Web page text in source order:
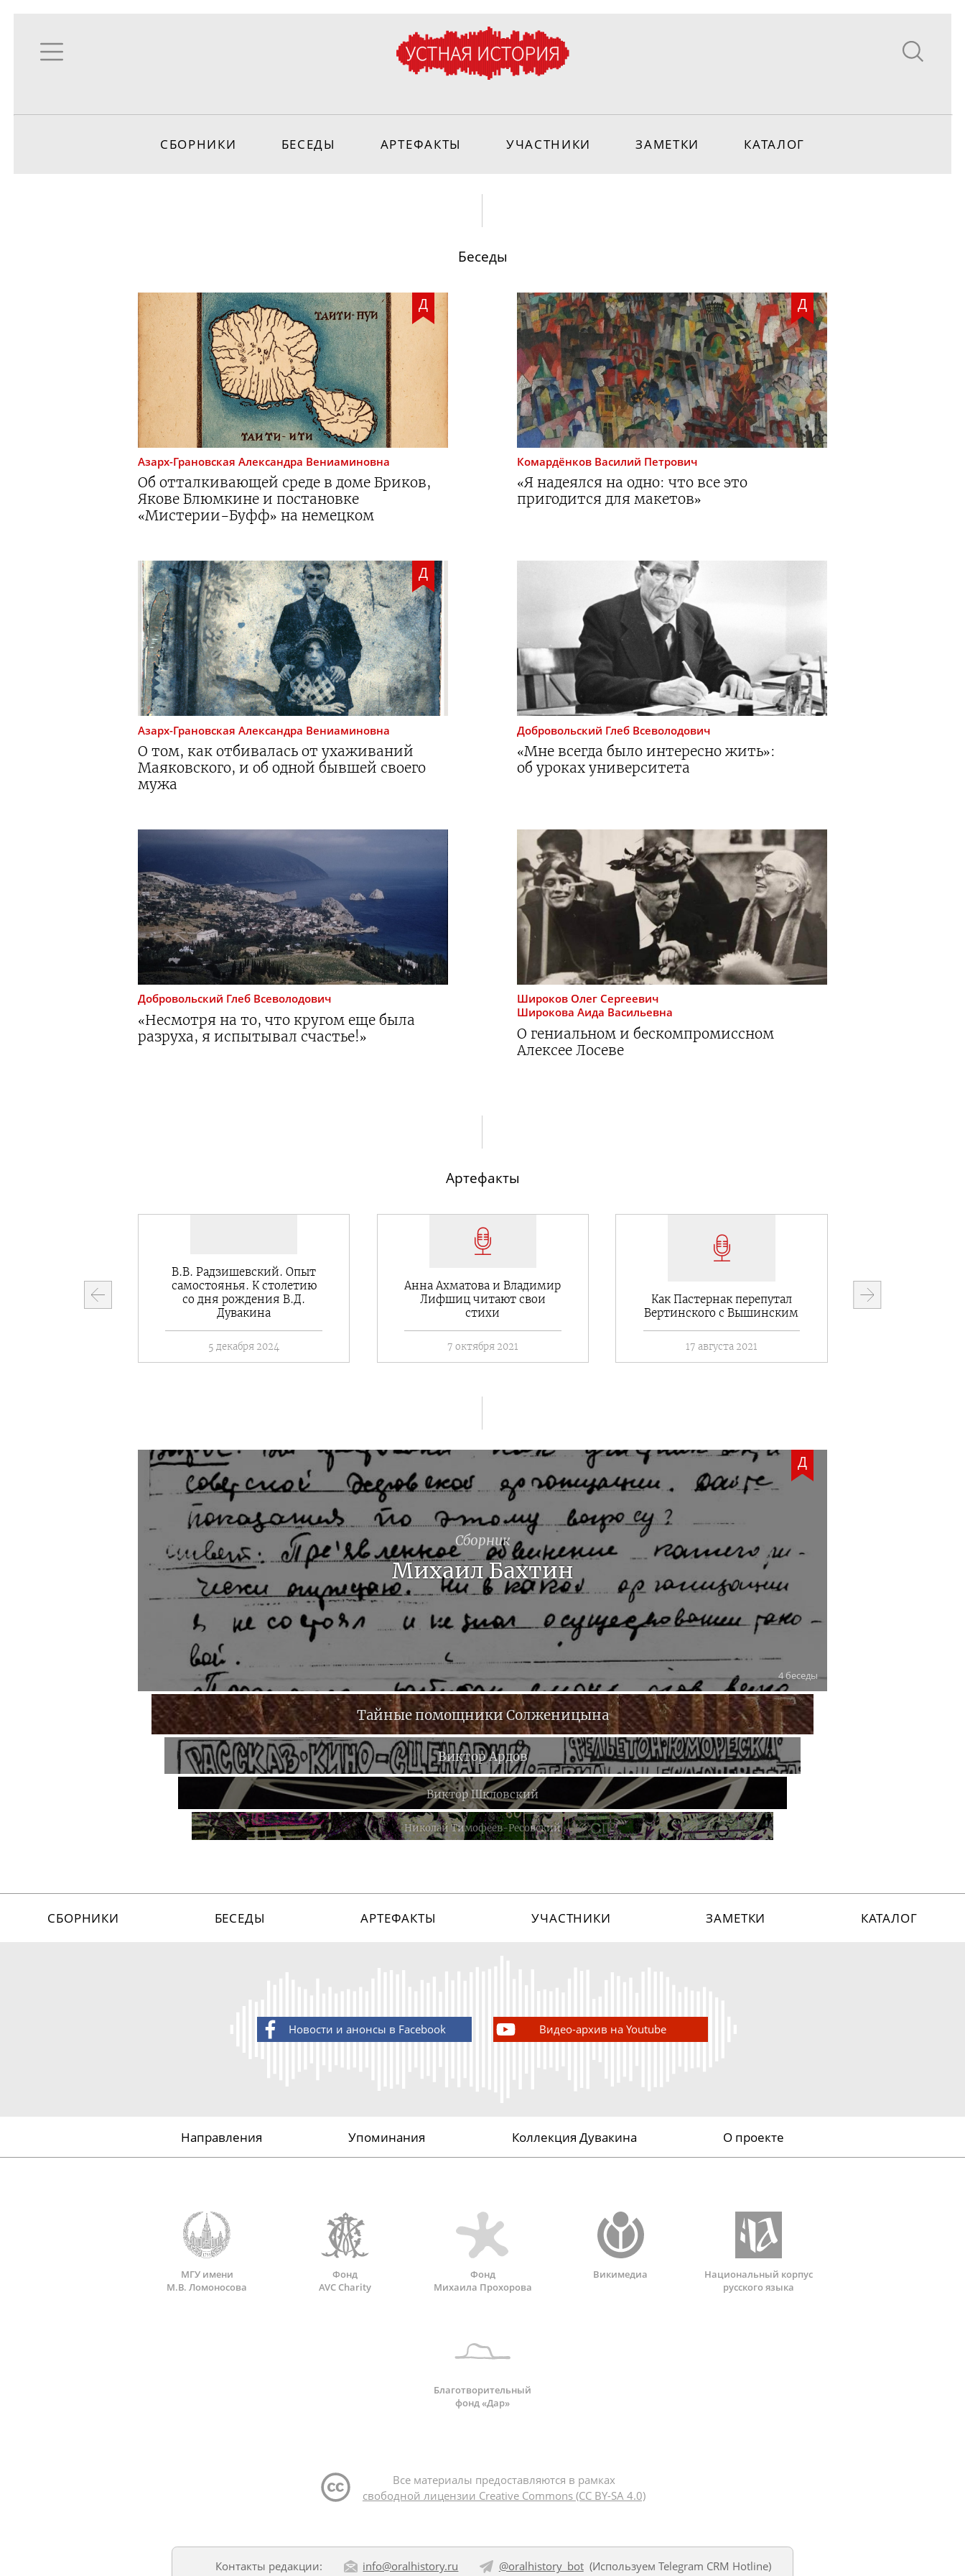
СБОРНИКИ БЕСЕДЫ АРТЕФАКТЫ УЧАСТНИКИ ЗАМЕТКИ КАТАЛОГ
Беседы
Д
Азарх-Грановская Александра Вениаминовна
Об отталкивающей среде в доме Бриков,
Якове Блюмкине и постановке
«Мистерии-Буфф» на немецком
Д
Комардёнков Василий Петрович
«Я надеялся на одно: что все это
пригодится для макетов»
Д
Азарх-Грановская Александра Вениаминовна
О том, как отбивалась от ухаживаний
Маяковского, и об одной бывшей своего
мужа
Добровольский Глеб Всеволодович
«Мне всегда было интересно жить»:
об уроках университета
Добровольский Глеб Всеволодович
«Несмотря на то, что кругом еще была
разруха, я испытывал счастье!»
ШироковОлег Сергеевич
Широкова Аида Васильевна
О гениальном и бескомпромиссном
Алексее Лосеве
Артефакты
В.В. Радзишевский. Опыт
самостоянья. К столетию
со дня рождения В.Д.
Дувакина
5 декабря 2024
Анна Ахматова и Владимир
Лифшиц читают свои
стихи
7 октября 2021
Как Пастернак перепутал
Вертинского с Вышинским
17 августа 2021
Сборник
Все сборники
Михаил Бахтин
4 беседы
Д
Все сборники
Тайные помощники Солженицына
Все сборники
Виктор Ардов
Все сборники
Виктор Шкловский
Все сборники
Николай Тимофеев-Ресовский
СБОРНИКИ БЕСЕДЫ АРТЕФАКТЫ УЧАСТНИКИ ЗАМЕТКИ КАТАЛОГ
Новости и анонсы в Facebook Видео-архив на Youtube
Направления Упоминания Коллекция Дувакина О проекте
МГУ имени
М.В. Ломоносова
Фонд
AVC Charity
Фонд
Михаила Прохорова
Викимедиа
Национальный корпус
русского языка
Благотворительный
фонд «Дар»
Все материалы предоставляются в рамках
свободной лицензии Creative Commons (CC BY-SA 4.0)
Контакты редакции: info@oralhistory.ru @oralhistory_bot(Используем Telegram CRM Hotline)